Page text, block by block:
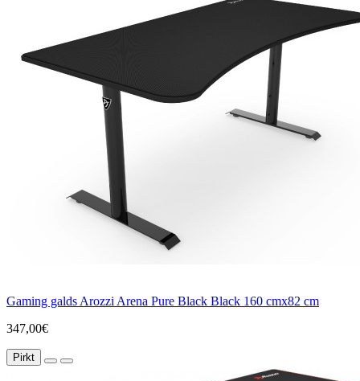
Gaming galds Arozzi Arena Pure Black Black 160 cmx82 cm
347,00€
Pirkt